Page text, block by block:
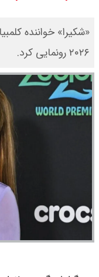
«شکیرا» خواننده
۲۰۲۶ رونمایی کرد.